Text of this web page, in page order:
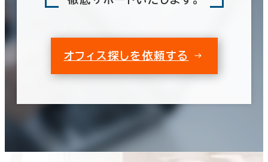
オフィス探しを依頼する